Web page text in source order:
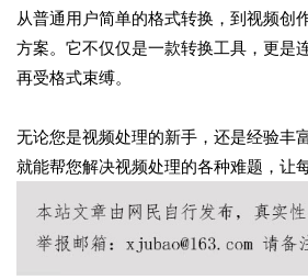
从普通用户简单的格式转换，到视频创
方案。它不仅仅是一款转换工具，更是
再受格式束缚。
无论您是视频处理的新手，还是经验丰
就能帮您解决视频处理的各种难题，让